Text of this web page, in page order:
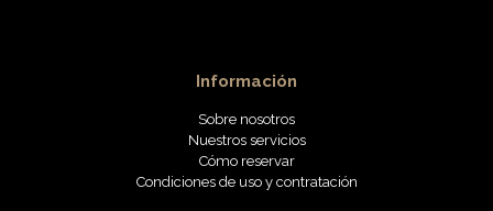
Información
Sobre nosotros
Nuestros servicios
Cómo reservar
Condiciones de uso y contratación